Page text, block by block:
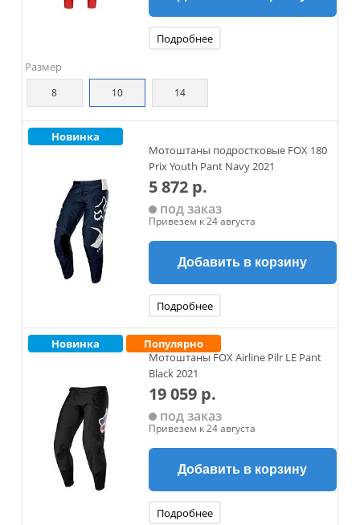
Подробнее
Размер
8 10 14
Новинка
Мотоштаны подростковые FOX 180
Prix Youth Pant Navy 2021
5 872 р.
под заказ
Привезем к 24 августа
Добавить в корзину
Подробнее
Новинка
Популярно
Мотоштаны FOX Airline Pilr LE Pant
Black 2021
19 059 р.
под заказ
Привезем к 24 августа
Добавить в корзину
Подробнее